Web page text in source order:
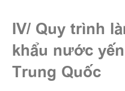
IV/ Quy trình
khẩu nước
Trung Quốc